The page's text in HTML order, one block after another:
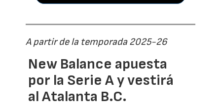
A partir de la temporada 2025-26
New Balance apuesta
por la Serie A y vestirá
al Atalanta B.C.